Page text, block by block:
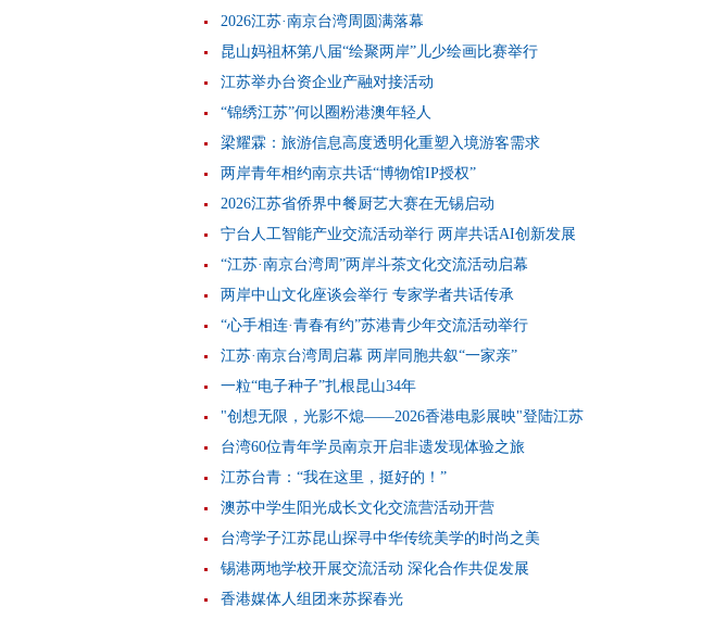
2026江苏·南京台湾周圆满落幕
昆山妈祖杯第八届“绘聚两岸”儿少绘画比赛举行
江苏举办台资企业产融对接活动
“锦绣江苏”何以圈粉港澳年轻人
梁耀霖：旅游信息高度透明化重塑入境游客需求
两岸青年相约南京共话“博物馆IP授权”
2026江苏省侨界中餐厨艺大赛在无锡启动
宁台人工智能产业交流活动举行 两岸共话AI创新发展
“江苏·南京台湾周”两岸斗茶文化交流活动启幕
两岸中山文化座谈会举行 专家学者共话传承
“心手相连·青春有约”苏港青少年交流活动举行
江苏·南京台湾周启幕 两岸同胞共叙“一家亲”
一粒“电子种子”扎根昆山34年
"创想无限，光影不熄——2026香港电影展映"登陆江苏
台湾60位青年学员南京开启非遗发现体验之旅
江苏台青：“我在这里，挺好的！”
澳苏中学生阳光成长文化交流营活动开营
台湾学子江苏昆山探寻中华传统美学的时尚之美
锡港两地学校开展交流活动 深化合作共促发展
香港媒体人组团来苏探春光